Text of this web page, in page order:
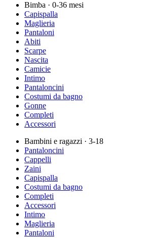
Bimba · 0-36 mesi
Capispalla
Maglieria
Pantaloni
Abiti
Scarpe
Nascita
Camicie
Intimo
Pantaloncini
Costumi da bagno
Gonne
Completi
Accessori
Bambini e ragazzi · 3-18
Pantaloncini
Cappelli
Zaini
Capispalla
Costumi da bagno
Completi
Accessori
Intimo
Maglieria
Pantaloni